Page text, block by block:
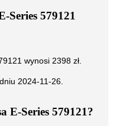
Series 579121
wynosi 2398 zł.
2024-11-26
E-Series 579121?